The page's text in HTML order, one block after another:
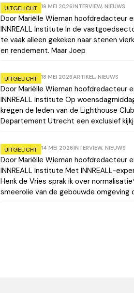
UITGELICHT 19 MEI 2026INTERVIEW,NIEUWS
Door Mariëlle Wieman hoofdredacteur
INNREALL Institute In de
te vaak alleen gekeken naar stenen
en rendement. Maar Joep
UITGELICHT 18 MEI 2026ARTIKEL,NIEUWS
Door Mariëlle Wieman hoofdredacteur
INNREALL Institute Op
kregen de leden van de Lighthouse Club
Departement Utrecht een exclusief
UITGELICHT 14 MEI 2026INTERVIEW,NIEUWS
Door Mariëlle Wieman hoofdredacteur
INNREALL Institute Met INNREALL-
Henk de Vries sprak ik over
smeerolie van de gebouwde omgeving